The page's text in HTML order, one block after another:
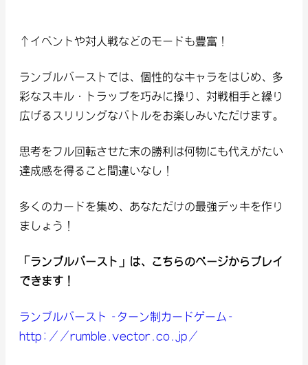
↑イベントや対人戦などのモードも豊富！
ランブルバーストでは、個性的なキャラをはじめ、多
彩なスキル・トラップを巧みに操り、対戦相手と繰り
広げるスリリングなバトルをお楽しみいただけます。
思考をフル回転させた末の勝利は何物にも代えがたい
達成感を得ること間違いなし！
多くのカードを集め、あなただけの最強デッキを作り
ましょう！
「ランブルバースト」は、こちらのページからプレイ
できます！
ランブルバースト -ターン制カードゲーム-
http://rumble.vector.co.jp/